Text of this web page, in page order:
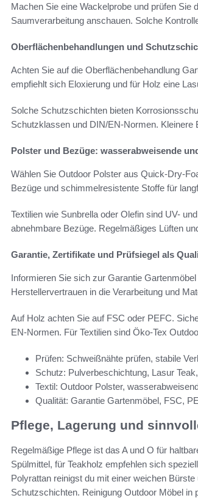
Machen Sie eine Wackelprobe und prüfen Sie
Saumverarbeitung anschauen. Solche
Oberflächenbehandlungen und
Achten Sie auf die Oberflächenbehandlung
empfiehlt sich Eloxierung und für Holz eine
Solche Schutzschichten bieten
Schutzklassen und DIN/EN-Normen. Kleinere
Polster und Bezüge: wasserabweisende
Wählen Sie Outdoor Polster aus Quick-Dry-
Bezüge und schimmelresistente Stoffe für
Textilien wie Sunbrella oder Olefin sind UV-
abnehmbare Bezüge. Regelmäßiges Lüften
Garantie, Zertifikate und Prüfsiegel als
Informieren Sie sich zur Garantie
Herstellervertrauen in die Verarbeitung und
Auf Holz achten Sie auf FSC oder PEFC.
EN-Normen. Für Textilien sind Öko-Tex
Prüfen: Schweißnähte prüfen, stabile
Schutz: Pulverbeschichtung, Lasur
Textil: Outdoor Polster,
Qualität: Garantie Gartenmöbel, FSC,
Pflege, Lagerung und
Regelmäßige Pflege ist das A und O für
Spülmittel, für Teakholz empfehlen sich
Polyrattan reinigst du mit einer weichen
Schutzschichten. Reinigung Outdoor Möbel